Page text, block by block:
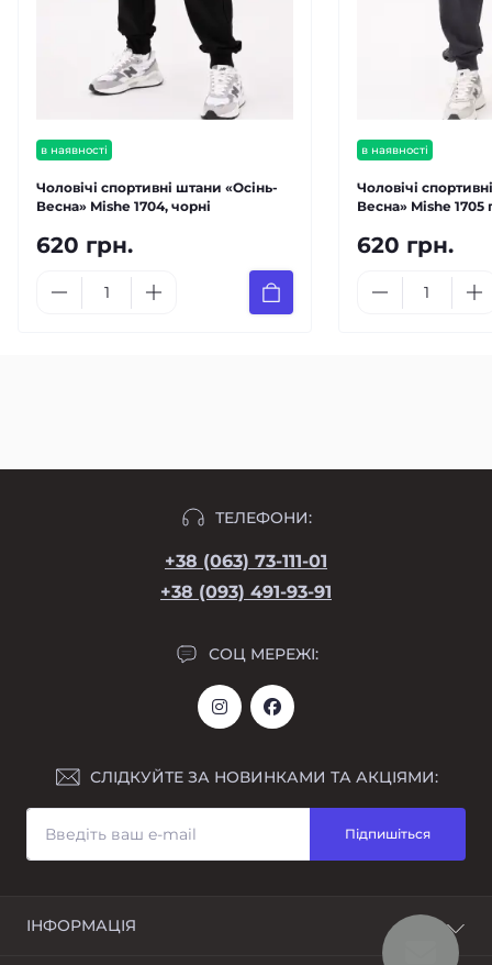
в наявності
Чоловічі спортивні штани «Осінь-
Весна» Mishe 1704, чорні
620 грн.
в наявності
Чоловічі
Весна» Mishe 1705
620 грн.
ТЕЛЕФОНИ:
+38 (063) 73-111-01
+38 (093) 491-93-91
СОЦ МЕРЕЖІ:
СЛІДКУЙТЕ ЗА НОВИНКАМИ ТА АКЦІЯМИ:
Підпишіться
ІНФОРМАЦІЯ